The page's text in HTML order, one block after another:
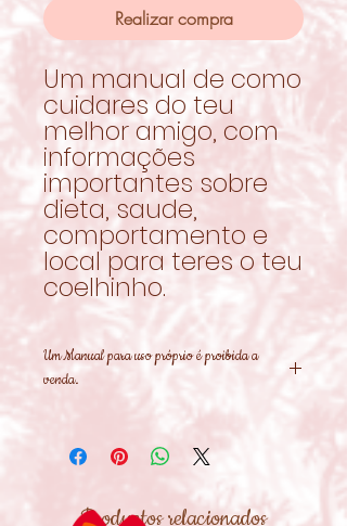
Realizar compra
Um manual de como
cuidares do teu
melhor amigo, com
informações
importantes sobre
dieta, saude,
comportamento e
local para teres o teu
coelhinho.
Um Manual para uso próprio é proibida a
venda.
Productos relacionados